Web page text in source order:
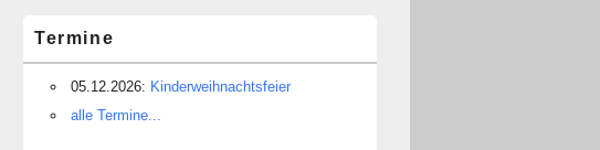
Termine
05.12.2026: Kinderweihnachtsfeier
alle Termine...